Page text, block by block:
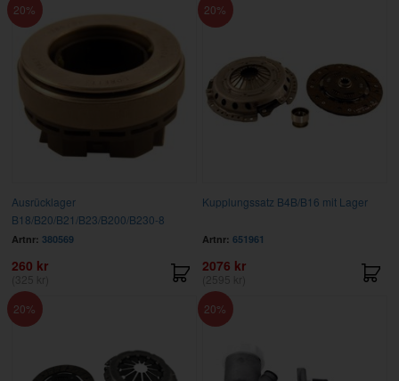
20
Ausrücklager
B18/B20/B21/B23/B200/B230-8
Artnr: 380569
260 kr
20
Kupplungssatz B4B/B16 mit Lager
Artnr: 651961
2076 kr
20
20